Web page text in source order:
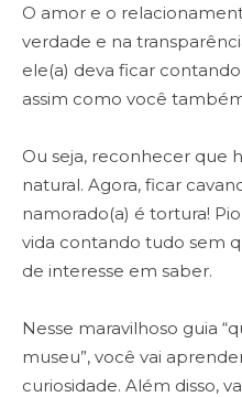
O amor e o
verdade e na
ele(a) deva ficar
assim como você
Ou seja, reconhecer que
natural. Agora, ficar
namorado(a) é tortura!
vida contando tudo sem
de interesse em saber.
Nesse maravilhoso guia
museu”, você vai
curiosidade. Além disso,